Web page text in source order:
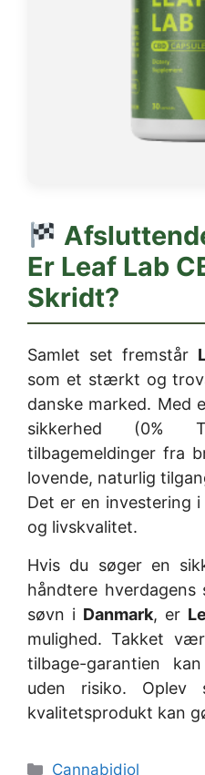
Er Leaf Lab
Skridt?
Samlet set fremstår
som et stærkt og
danske marked. Med
sikkerhed (0%
tilbagemeldinger fra
lovende, naturlig
Det er en investering
og livskvalitet.
Hvis du søger en
håndtere
søvn i Danmark, er
mulighed. Takket
tilbage-garantien
uden risiko. Oplev
kvalitetsprodukt kan
Categories
Cannabidiol